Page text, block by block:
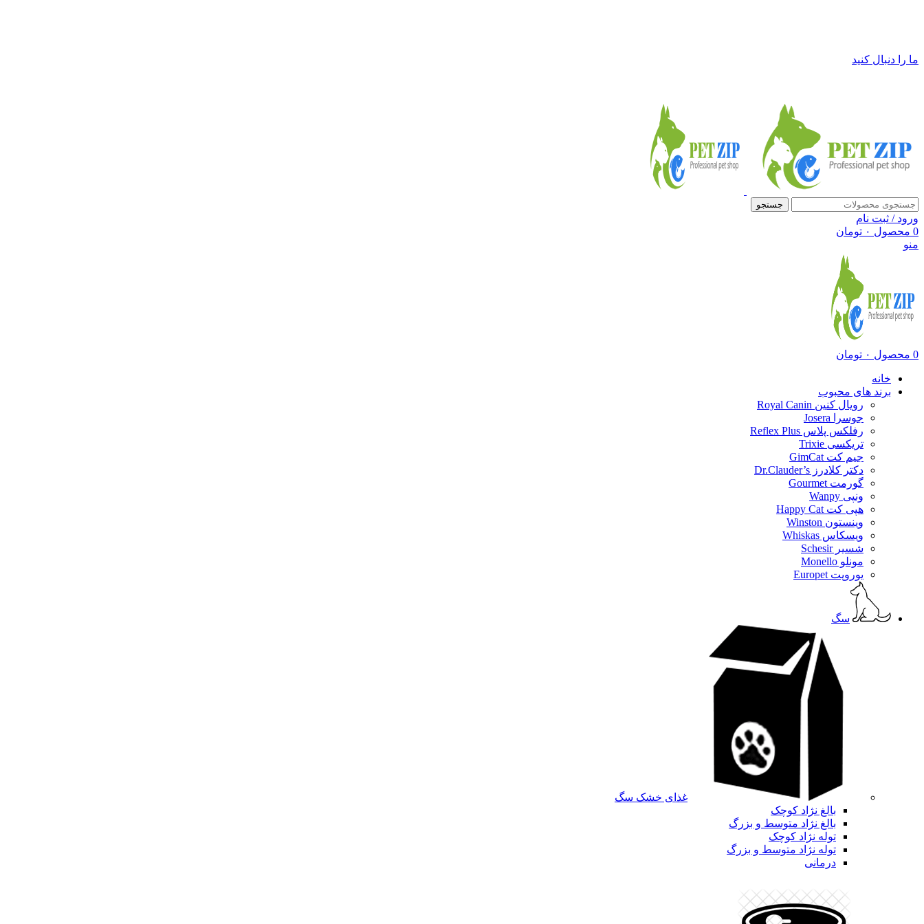
ما را دنبال کنید
جستجو
ورود / ثبت نام
0 محصول ۰ تومان
منو
0 محصول ۰ تومان
خانه
برند های محبوب
رویال کنین Royal Canin
جوسرا Josera
رفلکس پلاس Reflex Plus
تریکسی Trixie
جیم کت GimCat
دکتر کلادرز Dr.Clauder’s
گورمت Gourmet
ونپی Wanpy
هپی کت Happy Cat
وینستون Winston
ویسکاس Whiskas
شسیر Schesir
مونلو Monello
یوروپت Europet
سگ
غذای خشک سگ
بالغ نژاد کوچک
بالغ نژاد متوسط و بزرگ
توله نژاد کوچک
توله نژاد متوسط و بزرگ
درمانی